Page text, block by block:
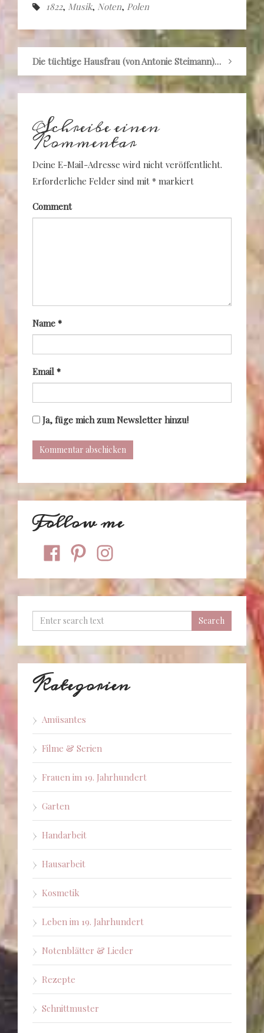
1822, Musik, Noten, Polen
Die tüchtige Hausfrau (von Antonie Steimann) 1913
Schreibe einen
Kommentar
Deine E-Mail-Adresse wird nicht veröffentlicht.
Erforderliche Felder sind mit * markiert
Comment
Name *
Email *
Ja, füge mich zum Newsletter hinzu!
Follow me
facebookpinterestinstagram
Kategorien
Amüsantes
Filme & Serien
Frauen im 19. Jahrhundert
Garten
Handarbeit
Hausarbeit
Kosmetik
Leben im 19. Jahrhundert
Notenblätter & Lieder
Rezepte
Schnittmuster